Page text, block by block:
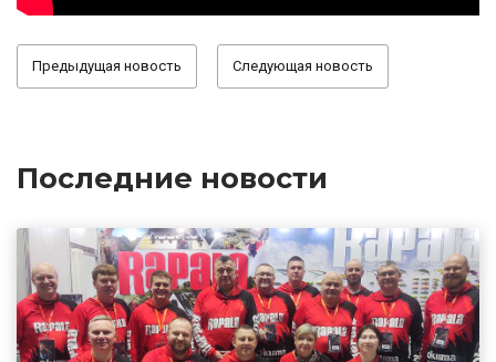
Предыдущая новость Следующая новость
Последние новости